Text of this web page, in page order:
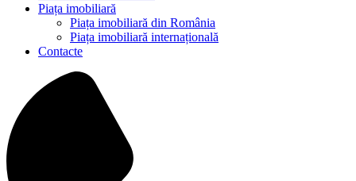
Piața imobiliară
Piața imobiliară din România
Piața imobiliară internațională
Contacte